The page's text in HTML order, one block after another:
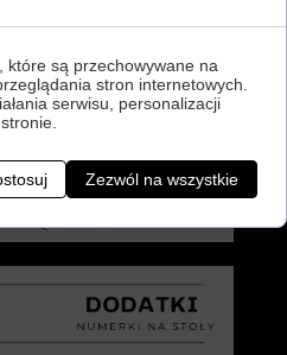
które są przechowywane na
stron internetowych.
serwisu, personalizacji
Zezwól na wszystkie